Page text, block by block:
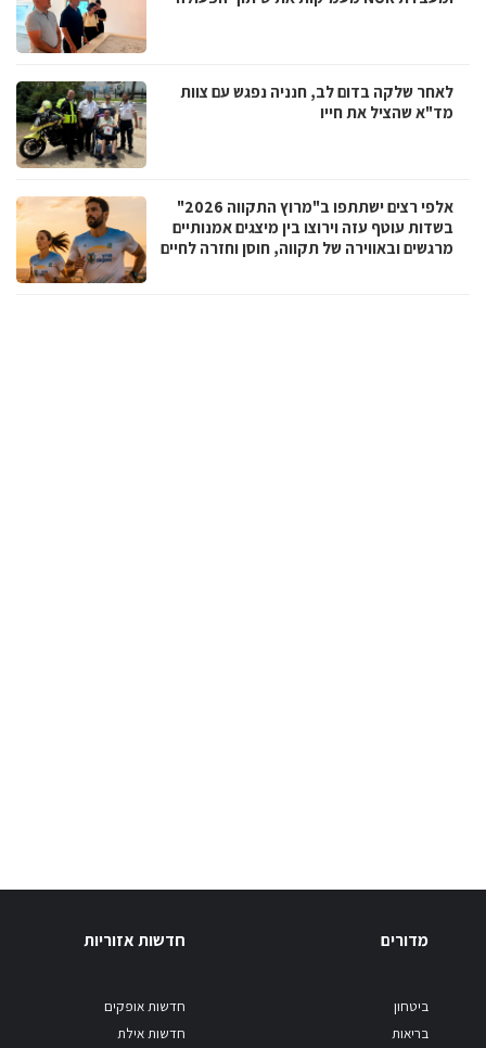
לאחר שלקה בדום לב, חנניה נפגש עם צוות
מד"א שהציל את חייו
אלפי רצים ישתתפו ב"מרוץ התקווה 2026"
בשדות עוטף עזה וירוצו בין מיצגים אמנותיים
מרגשים ובאווירה של תקווה, חוסן וחזרה לחיים
מדורים
ביטחון
בריאות
חדשות אזוריות
חדשות אופקים
חדשות אילת